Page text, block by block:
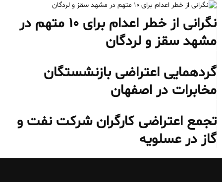
نگرانی از خطر اعدام برای ۱۰ متهم در
مشهد سقز و لردگان
گردهمایی اعتراضی بازنشستگان
مخابرات در اصفهان
تجمع اعتراضی کارگران شرکت نفت و
گاز در عسلویه